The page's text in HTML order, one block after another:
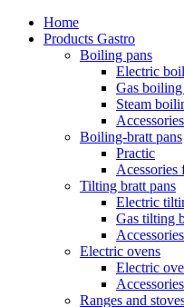
Home
Products Gastro
Boiling pans
Electric
Gas boiling
Steam
Boiling-bratt pans
Practic
Acessories
Tilting bratt pans
Electric
Gas tilting
Electric ovens
Electric
Ranges and